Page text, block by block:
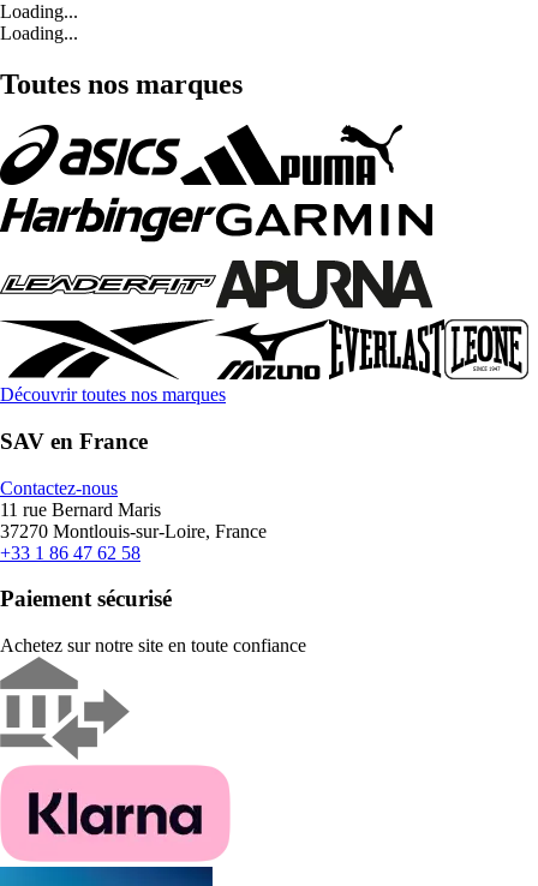
Loading...
Loading...
Toutes nos marques
Découvrir toutes nos marques
SAV en France
Contactez-nous
11 rue Bernard Maris
37270 Montlouis-sur-Loire, France
+33 1 86 47 62 58
Paiement sécurisé
Achetez sur notre site en toute confiance